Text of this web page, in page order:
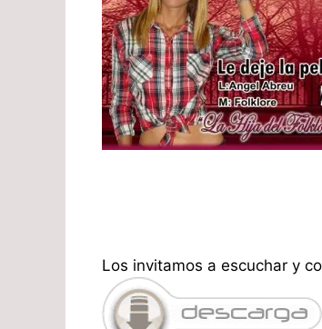
Los invitamos a escuchar y